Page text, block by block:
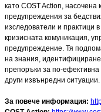
като COST Action,
предупреждения за
изследователи и практици
кризисната комуникация,
предупреждение. Тя
на знания,
препоръки за по-
други извънредни ситуации.
За повече информация: